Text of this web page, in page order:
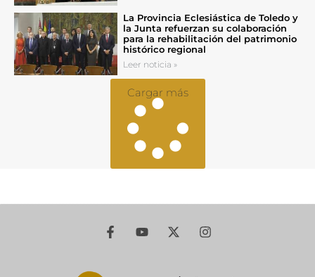
La Provincia Eclesiástica de Toledo y
la Junta refuerzan su colaboración
para la rehabilitación del patrimonio
histórico regional
Leer noticia »
Cargar más